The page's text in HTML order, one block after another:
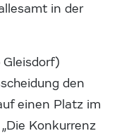
in der
den
einen Platz im
Konkurrenz